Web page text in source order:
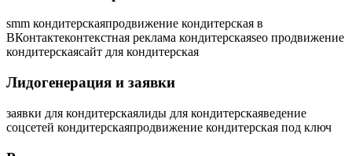
smm кондитерскаяпродвижение кондитерская в
ВКонтактеконтекстная реклама кондитерскаяseo продвижение
кондитерскаясайт для кондитерская
Лидогенерация и заявки
заявки для кондитерскаялиды для кондитерскаяведение
соцсетей кондитерскаяпродвижение кондитерская под ключ